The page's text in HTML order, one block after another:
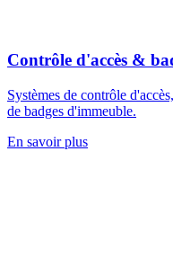
Contrôle d'accès &
Systèmes de contrôle
de badges d'immeuble.
En savoir plus